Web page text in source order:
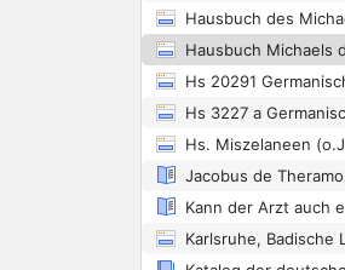
Hs 20291